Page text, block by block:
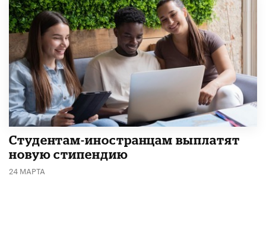
Студентам-иностранцам выплатят
новую стипендию
24 МАРТА